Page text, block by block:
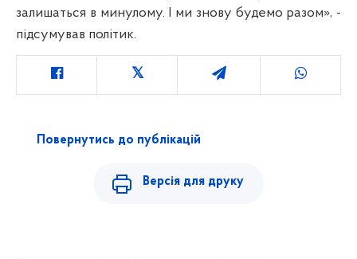
залишаться в минулому. І ми знову будемо разом», -
підсумував політик.
Повернутись до публікацій
Версія для друку